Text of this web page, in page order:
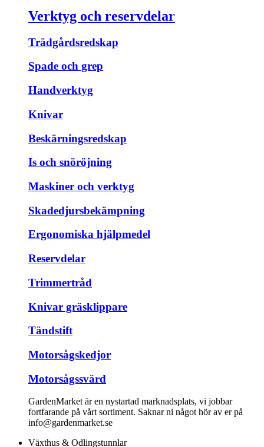
Verktyg och reservdelar
Trädgårdsredskap
Spade och grep
Handverktyg
Knivar
Beskärningsredskap
Is och snöröjning
Maskiner och verktyg
Skadedjursbekämpning
Ergonomiska hjälpmedel
Reservdelar
Trimmertråd
Knivar gräsklippare
Tändstift
Motorsågskedjor
Motorsågssvärd
GardenMarket är en nystartad marknadsplats, vi jobbar
fortfarande på vårt sortiment. Saknar ni något hör av er på
info@gardenmarket.se
Växthus & Odlingstunnlar